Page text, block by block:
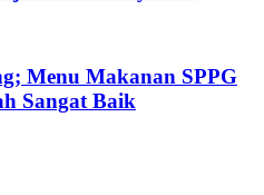
Menu Makanan SPPG
Sangat Baik